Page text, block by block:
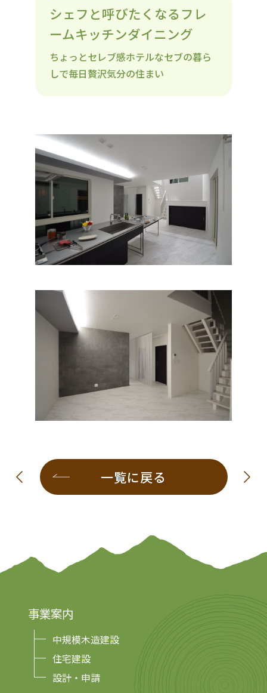
シェフと呼びたくなるフレ
ームキッチンダイニング
ちょっとセレブ感ホテルなセブの暮ら
しで毎日贅沢気分の住まい
一覧に戻る
事業案内
中規模木造建設
住宅建設
設計・申請